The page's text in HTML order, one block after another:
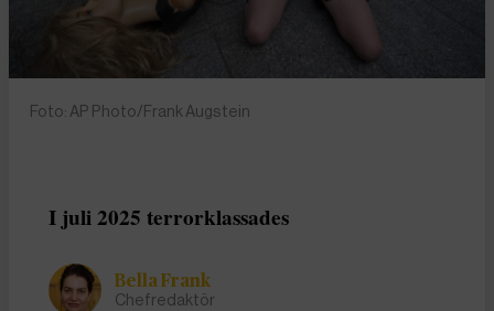
Foto: AP Photo/Frank Augstein
I juli 2025 terrorklassades
Bella Frank
Chefredaktör